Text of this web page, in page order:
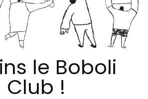
le Boboli
Club !